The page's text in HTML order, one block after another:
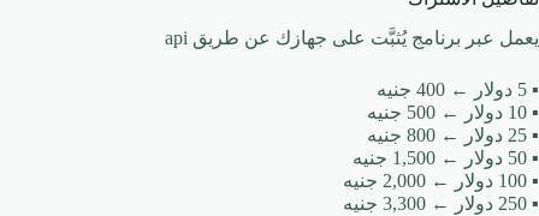
يعمل عبر برنامج يُثبَّت على جهازك عن طريق api
▪️ 5 دولار ← 400 جنيه
▪️ 10 دولار ← 500 جنيه
▪️ 25 دولار ← 800 جنيه
▪️ 50 دولار ← 1,500 جنيه
▪️ 100 دولار ← 2,000 جنيه
▪️ 250 دولار ← 3,300 جنيه